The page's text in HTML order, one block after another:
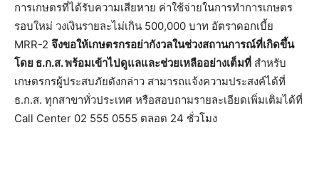
การเกษตรที่ได้รับความเสียหาย ค่าใช้จ่ายในการทำการเกษตร
รอบใหม่ วงเงินรายละไม่เกิน 500,000 บาท อัตราดอกเบี้ย
MRR-2 จึงขอให้เกษตรกรอย่ากังวลในช่วงสถานการณ์ที่เกิดขึ้น
โดย ธ.ก.ส. พร้อมเข้าไปดูแลและช่วยเหลืออย่างเต็มที่ สำหรับ
เกษตรกรผู้ประสบภัยดังกล่าว สามารถแจ้งความประสงค์ได้ที่
ธ.ก.ส. ทุกสาขาทั่วประเทศ หรือสอบถามรายละเอียดเพิ่มเติมได้ที่
Call Center 02 555 0555 ตลอด 24 ชั่วโมง